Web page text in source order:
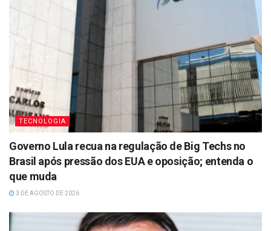
TECNOLOGIA
Governo Lula recua na regulação de Big Techs no
Brasil após pressão dos EUA e oposição; entenda o
que muda
3 DE AGOSTO DE 2026